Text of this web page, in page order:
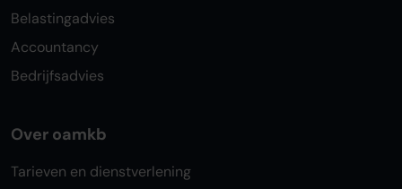
Belastingadvies
Accountancy
Bedrijfsadvies
Over oamkb
Tarieven en dienstverlening